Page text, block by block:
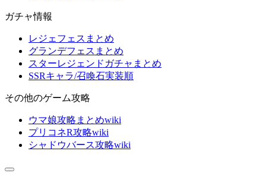
ガチャ情報
レジェフェスまとめ
グランデフェスまとめ
スターレジェンドガチャまとめ
SSRキャラ/召喚石実装順
その他のゲーム攻略
ウマ娘攻略まとめwiki
プリコネR攻略wiki
シャドウバース攻略wiki